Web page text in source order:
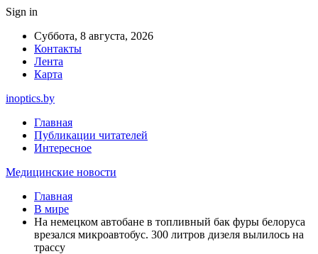
Sign in
Суббота, 8 августа, 2026
Контакты
Лента
Карта
inoptics.by
Главная
Публикации читателей
Интересное
Медицинские новости
Главная
В мире
На немецком автобане в топливный бак фуры белоруса
врезался микроавтобус. 300 литров дизеля вылилось на
трассу